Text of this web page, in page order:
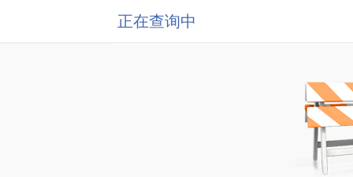
正在查询中